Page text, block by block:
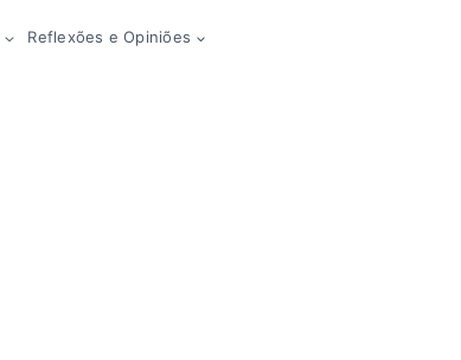
Reflexões e Opiniões